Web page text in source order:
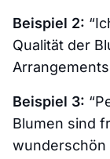
Beispiel 2:
Qualität der
Beispiel 3:
Blumen sind
wunderschön